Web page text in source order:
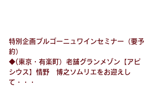
特別企画ブルゴーニュワインセミナー（要予
約）
◆(東京・有楽町）老舗グランメゾン【アピ
シウス】情野　博之ソムリエをお迎えし
て・・・